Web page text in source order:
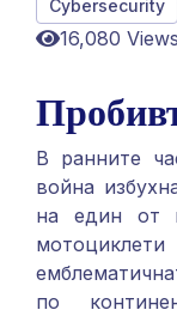
Cybersecurity
16,080 Views
В ранните
война
на един от
по